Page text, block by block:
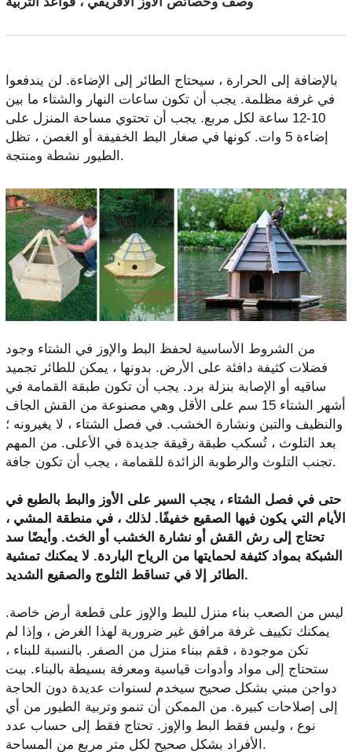
بالإضافة إلى الحرارة ، سيحتاج الطائر إلى الإضاءة. لن يندفعوا
في غرفة مظلمة. يجب أن تكون ساعات النهار والشتاء ما بين
10-12 ساعة لكل مربع. يجب أن تحتوي مساحة المنزل على
إضاءة 5 وات. كونها في صغار البط الخفيفة أو الغصن ، تظل
الطيور نشطة ومنتجة.
من الشروط الأساسية لحفظ البط والإوز في الشتاء وجود
فضلات كثيفة دافئة على الأرض. بدونها ، يمكن للطائر تجميد
ساقيه أو الإصابة بنزلة برد. يجب أن تكون طبقة القمامة في
أشهر الشتاء 15 سم على الأقل وهي مصنوعة من القش الجاف
والنظيف والتبن ونشارة الخشب. في فصل الشتاء ، لا يغيرونه ؛
بعد التلوث ، تُسكب طبقة رقيقة جديدة في الأعلى. من المهم
تجنب التلوث والرطوبة الزائدة للقمامة ، يجب أن تكون جافة.
حتى في فصل الشتاء ، يجب السير على الأوز والبط بالطبع في
الأيام التي يكون فيها الصقيع خفيفًا. لذلك ، في منطقة المشي ،
تحتاج إلى رش القش أو نشارة الخشب أو الخث. وأيضًا سد
الشبكة بمواد كثيفة لحمايتها من الرياح الباردة. لا يمكنك تمشية
الطائر إلا في تساقط الثلوج والصقيع الشديد.
ليس من الصعب بناء منزل للبط والإوز على قطعة أرض خاصة.
يمكنك تكييف غرفة مرافق غير ضرورية لهذا الغرض ، وإذا لم
تكن موجودة ، فقم ببناء منزل من الصفر. بالنسبة للبناء ،
ستحتاج إلى مواد وأدوات قياسية ومعرفة بسيطة بالبناء. بيت
دواجن مبني بشكل صحيح سيخدم لسنوات عديدة دون الحاجة
إلى إصلاحات كبيرة. من الممكن أن تنمو وتربية الطيور من أي
نوع ، وليس فقط البط والإوز. تحتاج فقط إلى حساب عدد
الأفراد بشكل صحيح لكل متر مربع من المساحة.